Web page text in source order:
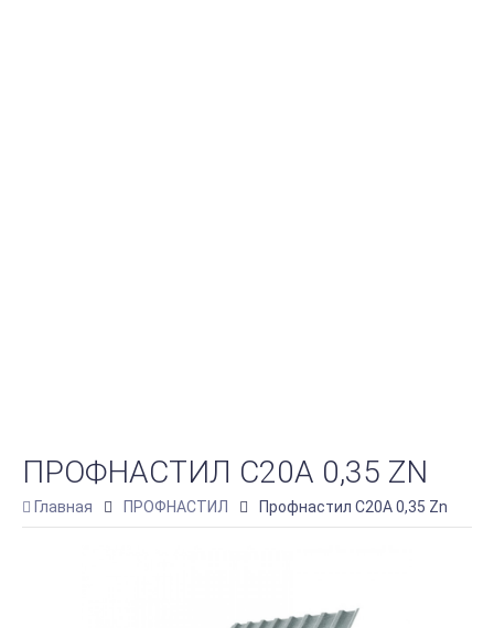
ПРОФНАСТИЛ С20А 0,35 ZN
Главная ПРОФНАСТИЛ Профнастил С20А 0,35 Zn